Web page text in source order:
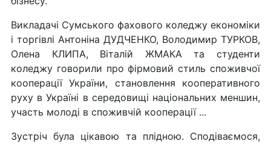
Викладачі Сумського фахового коледжу економіки
і торгівлі Антоніна ДУДЧЕНКО, Володимир ТУРКОВ,
Олена КЛИПА, Віталій ЖМАКА та студенти
коледжу говорили про фірмовий стиль споживчої
кооперації України, становлення кооперативного
руху в Україні в середовищі національних меншин,
участь молоді в споживчій кооперації ...
Зустріч була цікавою та плідною. Сподіваємося,